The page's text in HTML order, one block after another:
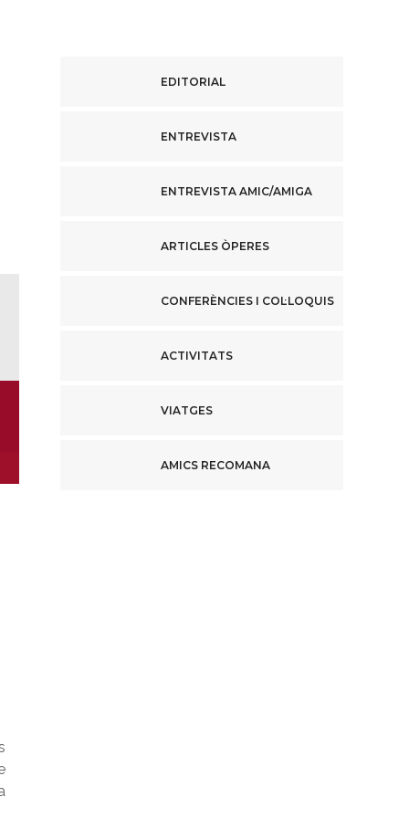
EDITORIAL
ENTREVISTA
ENTREVISTA AMIC/AMIGA
ARTICLES ÒPERES
CONFERÈNCIES I COL·LOQUIS
ACTIVITATS
VIATGES
AMICS RECOMANA